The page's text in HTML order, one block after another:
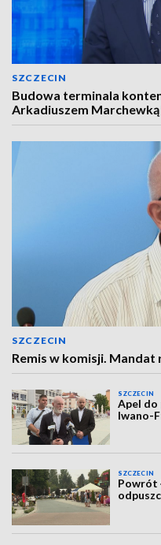
SZCZECIN
Budowa terminala
Arkadiuszem
SZCZECIN
Remis w komisji.
SZCZECIN
Apel do
Iwano-
SZCZECIN
Powrót